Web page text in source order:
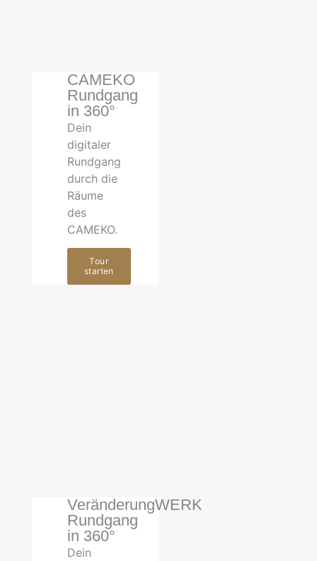
CAMEKO
Rundgang
in 360°
Dein
digitaler
Rundgang
durch die
Räume
des
CAMEKO.
Tour
starten
VeränderungWERK
Rundgang
in 360°
Dein